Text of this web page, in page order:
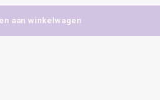
aan winkelwagen